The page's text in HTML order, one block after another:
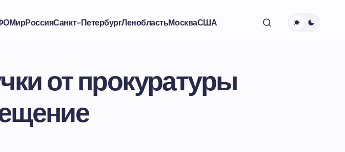
МирРоссияСанкт-ПетербургЛенобластьМоскваСША
от прокуратуры